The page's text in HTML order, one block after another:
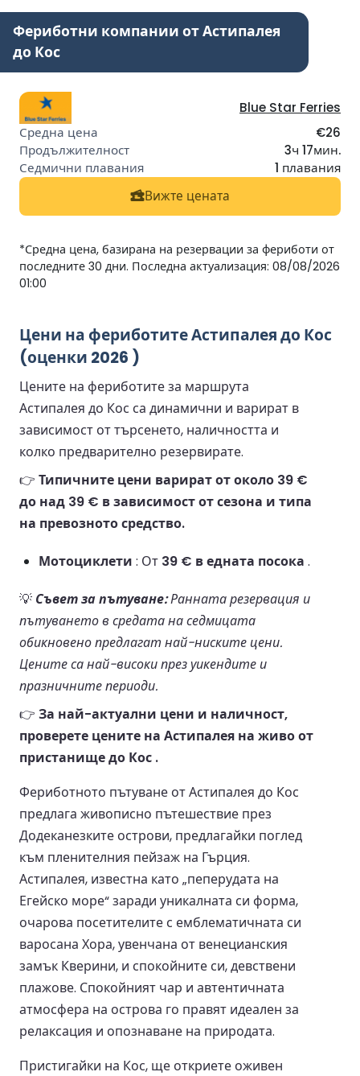
Фериботни компании от Астипалея
до Кос
Blue Star Ferries
€26
3ч 17мин.
1 плавания
Вижте цената
*Средна цена, базирана на резервации за фериботи от
последните 30 дни. Последна актуализация: 08/08/2026
01:00
Цени на фериботите Астипалея до Кос
(оценки 2026 )
Цените на фериботите за маршрута
Астипалея до Кос са динамични и варират в
зависимост от търсенето, наличността и
колко предварително резервирате.
👉 Типичните цени варират от около 39 €
до над 39 € в зависимост от сезона и типа
на превозното средство.
Мотоциклети : От 39 € в едната посока .
💡 Съвет за пътуване:Ранната резервация и
пътуването в средата на седмицата
обикновено предлагат най-ниските цени.
Цените са най-високи през уикендите и
празничните периоди.
👉 За най-актуални цени и наличност,
проверете цените на Астипалея на живо от
пристанище до Кос .
Фериботното пътуване от Астипалея до Кос
предлага живописно пътешествие през
Додеканезките острови, предлагайки поглед
към пленителния пейзаж на Гърция.
Астипалея, известна като „пеперудата на
Егейско море“ заради уникалната си форма,
очарова посетителите с емблематичната си
варосана Хора, увенчана от венецианския
замък Кверини, и спокойните си, девствени
плажове. Спокойният чар и автентичната
атмосфера на острова го правят идеален за
релаксация и опознаване на природата.
Пристигайки на Кос, ще откриете оживен